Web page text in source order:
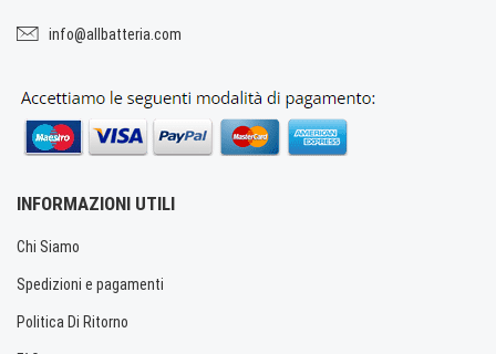
info@allbatteria.com
INFORMAZIONI UTILI
Chi Siamo
Spedizioni e pagamenti
Politica Di Ritorno